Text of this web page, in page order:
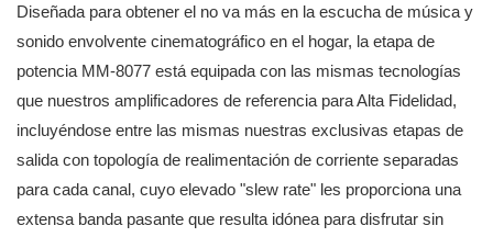
Diseñada para obtener el no va más en la escucha de música y
sonido envolvente cinematográfico en el hogar, la etapa de
potencia MM-8077 está equipada con las mismas tecnologías
que nuestros amplificadores de referencia para Alta Fidelidad,
incluyéndose entre las mismas nuestras exclusivas etapas de
salida con topología de realimentación de corriente separadas
para cada canal, cuyo elevado "slew rate" les proporciona una
extensa banda pasante que resulta idónea para disfrutar sin